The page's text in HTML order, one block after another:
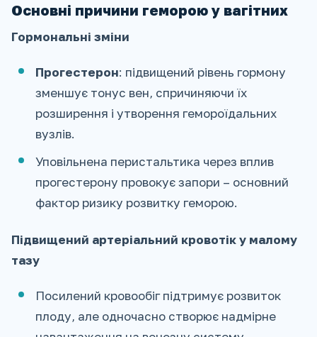
Основні причини геморою у вагітних
Гормональні зміни
Прогестерон: підвищений рівень гормону
зменшує тонус вен, спричиняючи їх
розширення і утворення гемороїдальних
вузлів.
Уповільнена перистальтика через вплив
прогестерону провокує запори – основний
фактор ризику розвитку геморою.
Підвищений артеріальний кровотік у малому
тазу
Посилений кровообіг підтримує розвиток
плоду, але одночасно створює надмірне